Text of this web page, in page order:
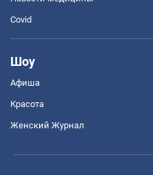
Covid
Шоу
Афиша
Красота
Женский Журнал